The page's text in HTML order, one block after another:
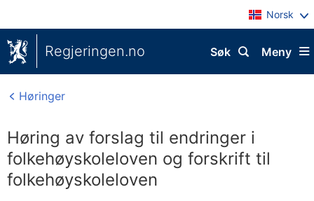
Norsk
Regjeringen.no Meny
Søk
Høringer
Høring av forslag til endringer i
folkehøyskoleloven og forskrift til
folkehøyskoleloven